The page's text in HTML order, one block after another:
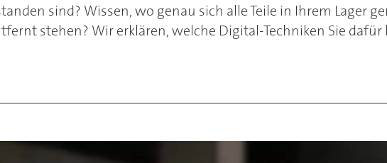
sind? Wissen, wo genau sich alle Teile in Ihrem Lager
stehen? Wir erklären, welche Digital-Techniken Sie